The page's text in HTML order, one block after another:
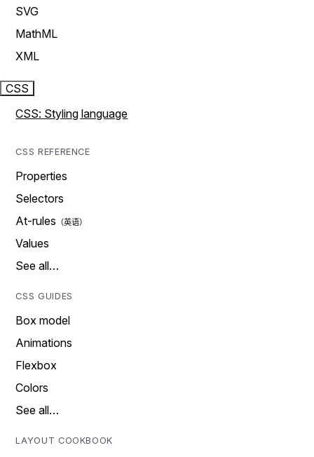
SVG
MathML
XML
CSS
CSS: Styling language
CSS REFERENCE
Properties
Selectors
At-rules
Values
See all…
CSS GUIDES
Box model
Animations
Flexbox
Colors
See all…
LAYOUT COOKBOOK